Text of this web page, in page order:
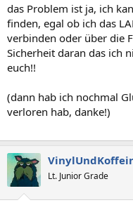
das Problem ist ja, ich
finden, egal ob ich das
verbinden oder über die
Sicherheit daran das ich
euch!!
(dann hab ich nochmal
verloren hab, danke!)
Lt. Junior Grade